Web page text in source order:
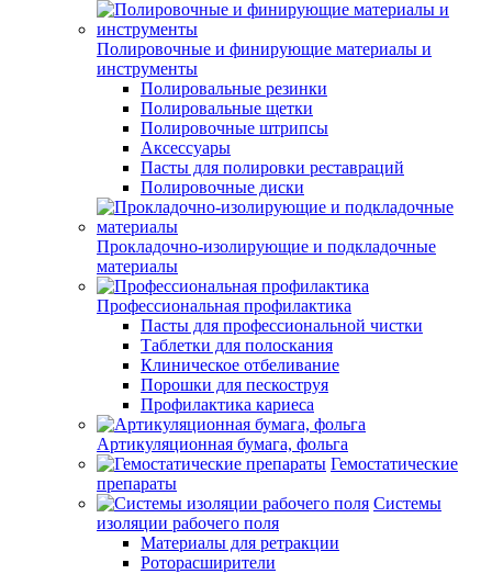
Полировочные и финирующие материалы и
инструменты
Полировальные резинки
Полировальные щетки
Полировочные штрипсы
Аксессуары
Пасты для полировки реставраций
Полировочные диски
Прокладочно-изолирующие и подкладочные
материалы
Профессиональная профилактика
Пасты для профессиональной чистки
Таблетки для полоскания
Клиническое отбеливание
Порошки для пескоструя
Профилактика кариеса
Артикуляционная бумага, фольга
Гемостатические
препараты
Системы
изоляции рабочего поля
Материалы для ретракции
Роторасширители